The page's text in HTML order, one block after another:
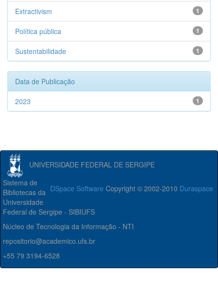
1
Extractivism
1
Política pública
1
Sustentabilidade
Data de Publicação
1
2023
UNIVERSIDADE FEDERAL DE SERGIPE
DSpace Software Copyright © 2002-2010 Duraspace
Sistema de
Bibliotecas da
Universidade
Federal de Sergipe - SIBIUFS
Núcleo de Tecnologia da Informação - NTI
repositorio@academico.ufs.br
+55 79 3194-6528